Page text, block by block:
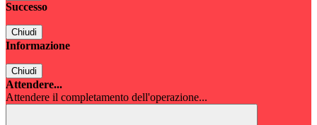
Successo
Chiudi
Informazione
Chiudi
Attendere...
Attendere il completamento dell'operazione...